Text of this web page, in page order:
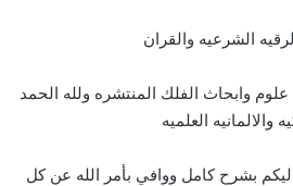
الشرعيه والقران
وابحاث الفلك المنتشره ولله الحمد
والالمانيه العلميه
اليكم بشرح كامل ووافي بأمر الله عن كل